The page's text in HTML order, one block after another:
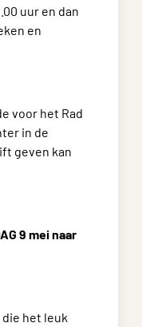
uur en dan
en
voor het Rad
in de
geven kan
9 mei naar
het leuk